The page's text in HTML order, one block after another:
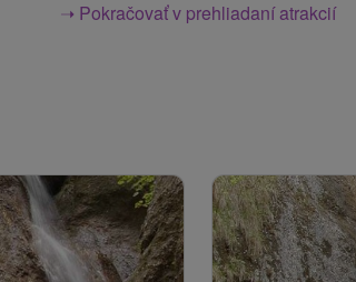
➝ Pokračovať v prehliadaní atrakcií